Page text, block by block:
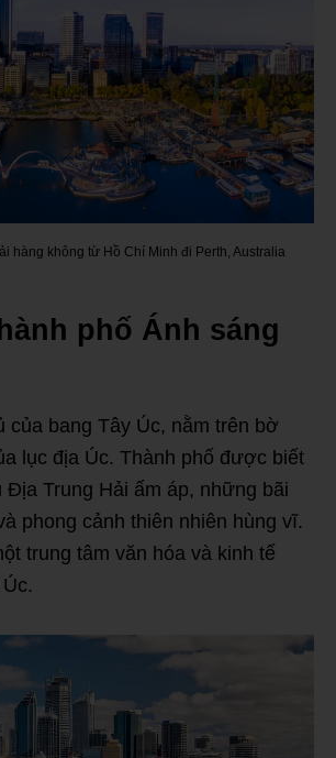
hàng không từ Hồ Chí Minh đi Perth, Australia
phố Ánh sáng
của bang Tây Úc, nằm trên bờ
lục địa Úc. Thành phố được biết
Địa Trung Hải ấm áp, những bãi
phong cảnh thiên nhiên hùng vĩ.
trung tâm văn hóa và kinh tế